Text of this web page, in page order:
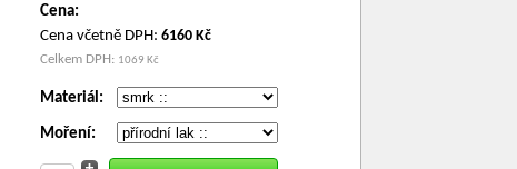
Cena:
Cena včetně DPH: 6160 Kč
Celkem DPH: 1069 Kč
Materiál:
Moření: